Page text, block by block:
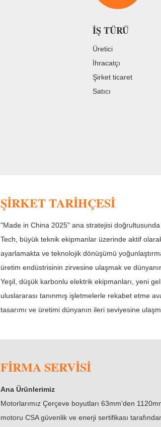
İŞ TÜRÜ
Üretici
İhracatçı
Şirket ticaret
Satıcı
ŞIRKET TARIHÇESI
"Made in China 2025" ana stratejisi
Tech, büyük teknik ekipmanlar üzerinde aktif
ayarlamakta ve teknolojik dönüşümü
üretim endüstrisinin zirvesine ulaşmak ve
Yeşil, düşük karbonlu elektrik ekipmanları, yeni
uluslararası tanınmış işletmelerle rekabet etme
tasarımı ve üretimi dünyanın ileri seviyesine
FIRMA SERVISI
Ana Ürünlerimiz
Motorlarımız Çerçeve boyutları 63mm'den
motoru CSA güvenlik ve enerji sertifikası